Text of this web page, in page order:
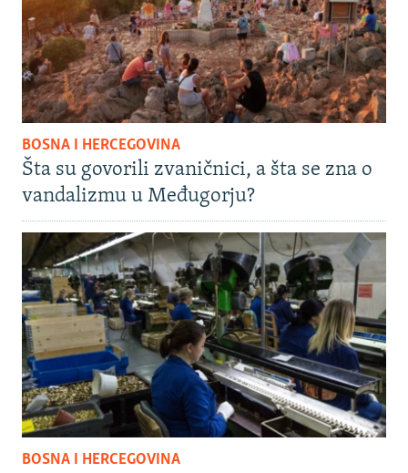
BOSNA I HERCEGOVINA
Šta su govorili zvaničnici, a šta se zna o
vandalizmu u Međugorju?
BOSNA I HERCEGOVINA